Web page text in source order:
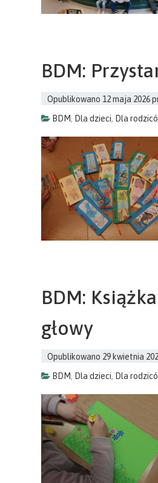
BDM:
Opublikowano 12 maja 2026
BDM, Dla dzieci, Dla
BDM:
głowy
Opublikowano 29 kwietnia
BDM, Dla dzieci, Dla